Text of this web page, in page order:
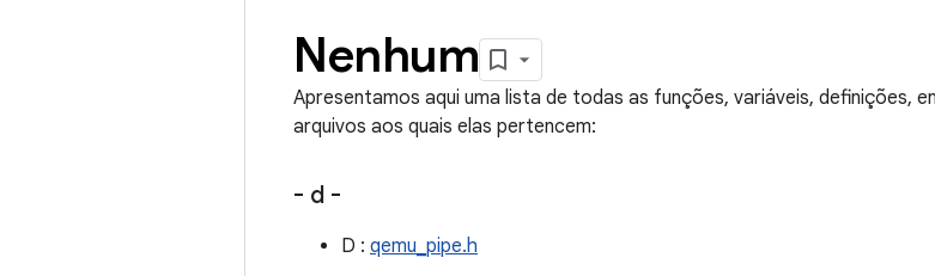
Nenhum
Apresentamos aqui uma lista de todas as funções, variáveis, definições,
arquivos aos quais elas pertencem:
- d -
D : qemu_pipe.h